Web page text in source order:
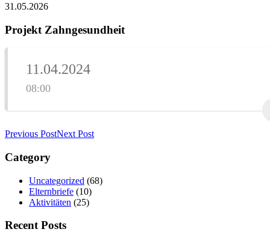
31.05.2026
Projekt Zahngesundheit
11.04.2024
08:00
Previous PostNext Post
Category
Uncategorized (68)
Elternbriefe (10)
Aktivitäten (25)
Recent Posts